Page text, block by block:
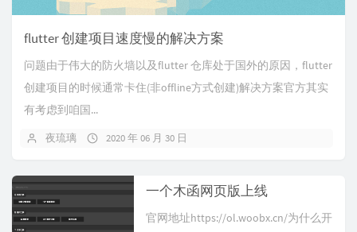
flutter 创建项目速度慢的解决方案
问题由于伟大的防火墙以及flutter 仓库处于国外的原因，flutter
创建项目的时候通常卡住(非offline方式创建)解决方案官方其实
有考虑到咱国...
夜琉璃 2020 年 06 月 30 日
一个木函网页版上线
官网地址https://ol.woobx.cn/为什么开